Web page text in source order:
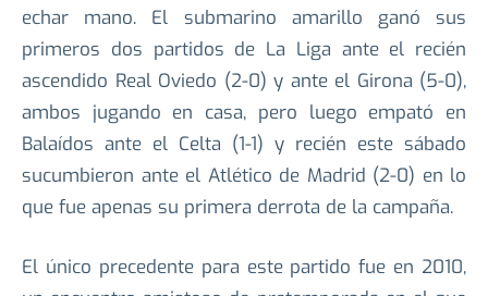
El Villarreal también ha hecho lo propio, a pesar de
que es un equipo con menos recursos de los que
echar mano. El submarino amarillo ganó sus
primeros dos partidos de La Liga ante el recién
ascendido Real Oviedo (2-0) y ante el Girona (5-0),
ambos jugando en casa, pero luego empató en
sucumbieron ante el Atlético de Madrid (2-0) en lo